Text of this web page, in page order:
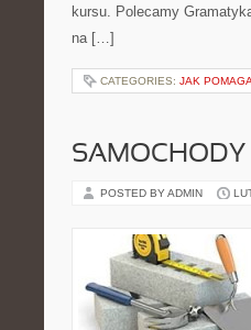
kursu. Polecamy
na […]
CATEGORIES: JAK
SAMOCHODY
POSTED BY ADMIN